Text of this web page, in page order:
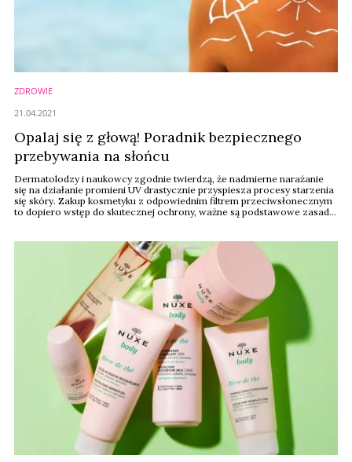
ZDROWIE
Opalaj się z głową! Poradnik bezpiecznego
przebywania na słońcu
Dermatolodzy i naukowcy zgodnie twierdzą, że nadmierne narażanie
się na działanie promieni UV drastycznie przyspiesza procesy starzenia
się skóry. Zakup kosmetyku z odpowiednim filtrem przeciwsłonecznym
to dopiero wstęp do skutecznej ochrony, ważne są podstawowe zasady
21.04.2021